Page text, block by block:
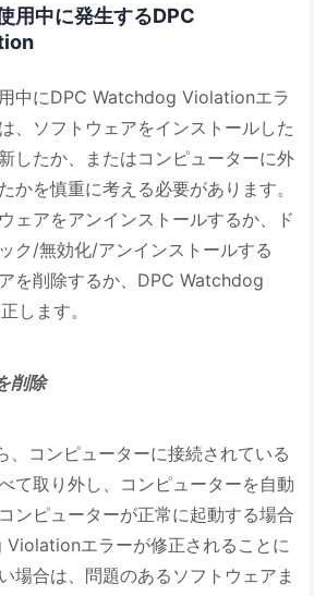
用中に発生するDPC
中にDPC Watchdog Violationエラ
、ソフトウェアをインストールした
したか、またはコンピューターに外
かを慎重に考える必要があります。
ェアをアンインストールするか、ド
ク/無効化/アンインストールする
を削除するか、DPC Watchdog
します。
削除
、コンピューターに接続されている
て取り外し、コンピューターを自動
ンピューターが正常に起動する場合
エラーが修正されることに
場合は、問題のあるソフトウェアま